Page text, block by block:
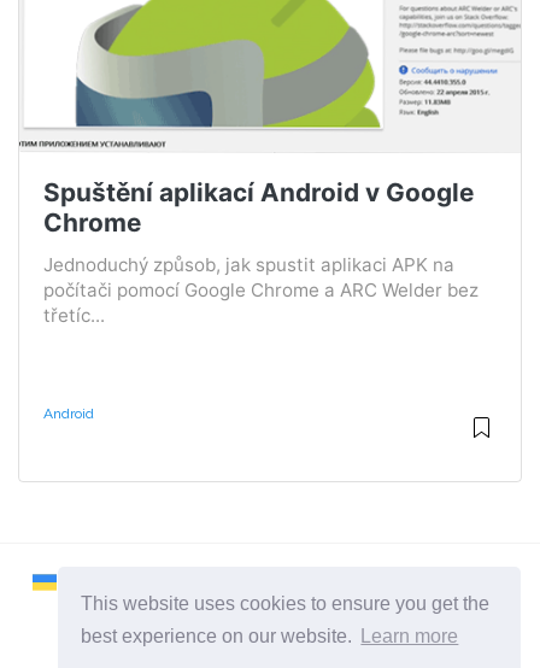
This website uses cookies to ensure you get the
best experience on our website.
Learn more
Spuštění aplikací Android v Google
Chrome
Jednoduchý způsob, jak spustit aplikaci APK na
počítači pomocí Google Chrome a ARC Welder bez
třetíc...
Android